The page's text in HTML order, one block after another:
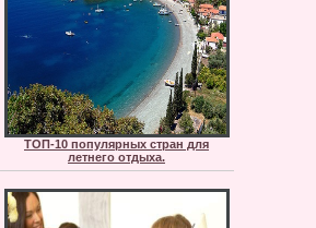
ТОП-10 популярных стран для
летнего отдыха.